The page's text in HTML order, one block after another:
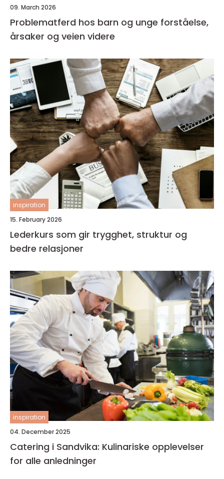
09. March 2026
Problematferd hos barn og unge forståelse,
årsaker og veien videre
inspiration
15. February 2026
Lederkurs som gir trygghet, struktur og
bedre relasjoner
inspiration
04. December 2025
Catering i Sandvika: Kulinariske opplevelser
for alle anledninger